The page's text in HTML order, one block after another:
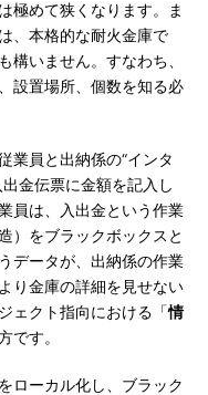
極めて狭くなります。ま
、本格的な耐火金庫で
構いません。すなわち、
設置場所、個数を知る必
業員と出納係の“インタ
金伝票に金額を記入し
員は、入出金という作業
）をブラックボックスと
データが、出納係の作業
り金庫の詳細を見せない
ェクト指向における「情
です。
ローカル化し、ブラック